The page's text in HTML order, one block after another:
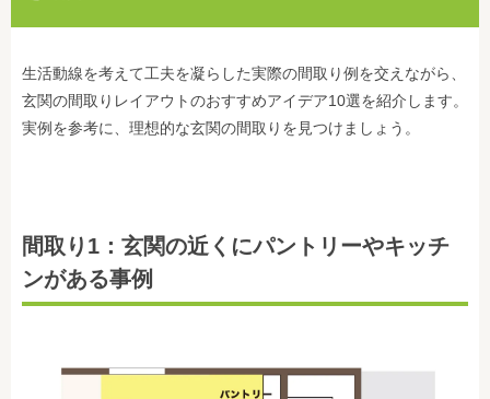
生活動線を考えて工夫を凝らした実際の間取り例を交えながら、
玄関の間取りレイアウトのおすすめアイデア10選を紹介します。
実例を参考に、理想的な玄関の間取りを見つけましょう。
間取り1：玄関の近くにパントリーやキッチ
ンがある事例